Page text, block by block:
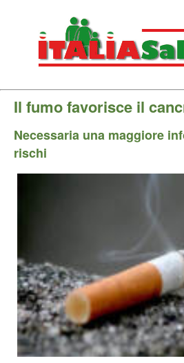
Il fumo favorisce il
Necessaria una maggiore
rischi